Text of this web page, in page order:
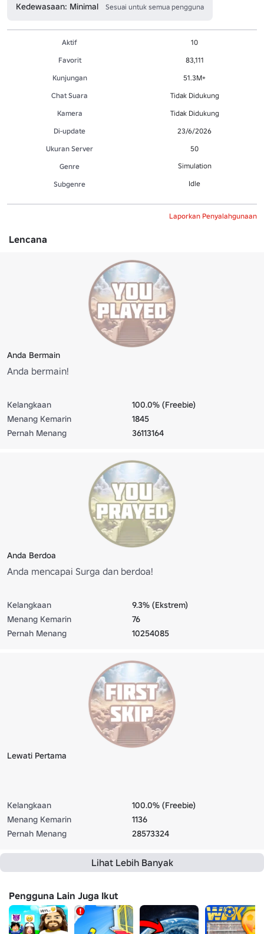
Kedewasaan: Minimal Sesuai untuk semua pengguna
Aktif
10
Favorit
83,111
Kunjungan
51.3M+
Chat Suara
Tidak Didukung
Kamera
Tidak Didukung
Di-update
23/6/2026
Ukuran Server
50
Genre
Simulation
Subgenre Idle
Laporkan Penyalahgunaan
Lencana
Anda Bermain
Anda bermain!
Kelangkaan
100.0% (Freebie)
Menang Kemarin
1845
Pernah Menang
36113164
Anda Berdoa
Anda mencapai Surga dan berdoa!
Kelangkaan
9.3% (Ekstrem)
Menang Kemarin
76
Pernah Menang
10254085
Lewati Pertama
Kelangkaan
100.0% (Freebie)
Menang Kemarin
1136
Pernah Menang
28573324
Lihat Lebih Banyak
Pengguna Lain Juga Ikut